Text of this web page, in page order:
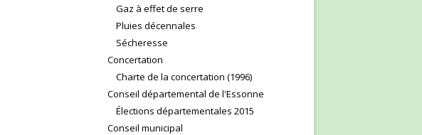
Gaz à effet de serre
Pluies décennales
Sécheresse
Concertation
Charte de la concertation (1996)
Conseil départemental de l'Essonne
Élections départementales 2015
Conseil municipal